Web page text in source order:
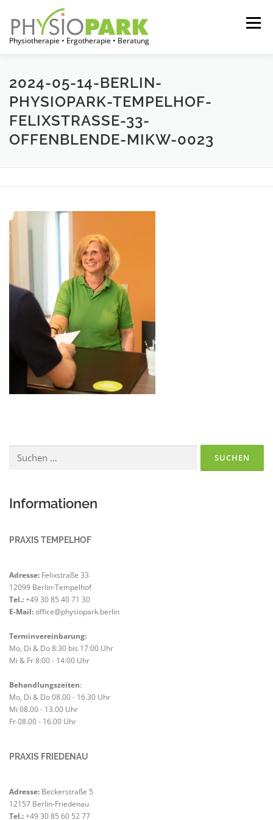
Inhalt
springen
Physiotherapie • Ergotherapie • Beratung
Menü
START JOBPORTAL FÜR THERAPEUTEN
FÜR EINRICHTUNGEN FÜR PATIENTEN
2024-05-14-BERLIN-
PHYSIOPARK-TEMPELHOF-
FELIXSTRASSE-33-
OFFENBLENDE-MIKW-0023
nach:
Informationen
PRAXIS TEMPELHOF
Adresse: Felixstraße 33
12099 Berlin-Tempelhof
Tel.:+49 30 85 40 71 30
E-Mail:office@physiopark.berlin
Terminvereinbarung:
Mo, Di & Do 8:30 bis 17:00 Uhr
Mi & Fr 8:00 - 14:00 Uhr
Behandlungszeiten:
Mo, Di & Do 08.00 - 16.30 Uhr
Mi 08.00 - 13.00 Uhr
Fr 08.00 - 16.00 Uhr
PRAXIS FRIEDENAU
Adresse: Beckerstraße 5
12157 Berlin-Friedenau
Tel.:+49 30 85 60 52 77